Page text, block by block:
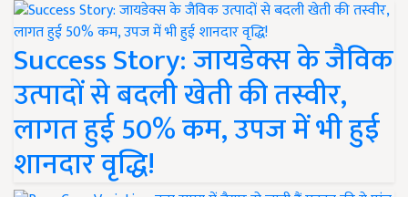
Success Story: जायडेक्स के जैविक
उत्पादों से बदली खेती की तस्वीर,
लागत हुई 50% कम, उपज में भी हुई
शानदार वृद्धि!